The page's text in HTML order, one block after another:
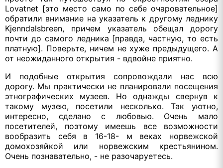
Lovatnet [это место само по себе очаровательное]
обратили внимание на указатель к другому леднику
Kjenndalsbreen, причем указатель обещал дорогу
почти до самого ледника [правда, частную, то есть
платную]. Поверьте, ничем не хуже предыдущего. А
от неожиданного открытия - вдвойне приятно.
И подобные открытия сопровождали нас всю
дорогу. Мы практически не планировали посещения
этнографических музеев. Но однажды свернув к
такому музею, посетили несколько. Так уютно,
интересно, сделано с любовью. Очень мало
посетителей, поэтому имеешь все возможности
вообразить себя в 16-18- м веках норвежской
домохозяйкой или норвежским крестьянином.
Очень познавательно, - не разочаруетесь.